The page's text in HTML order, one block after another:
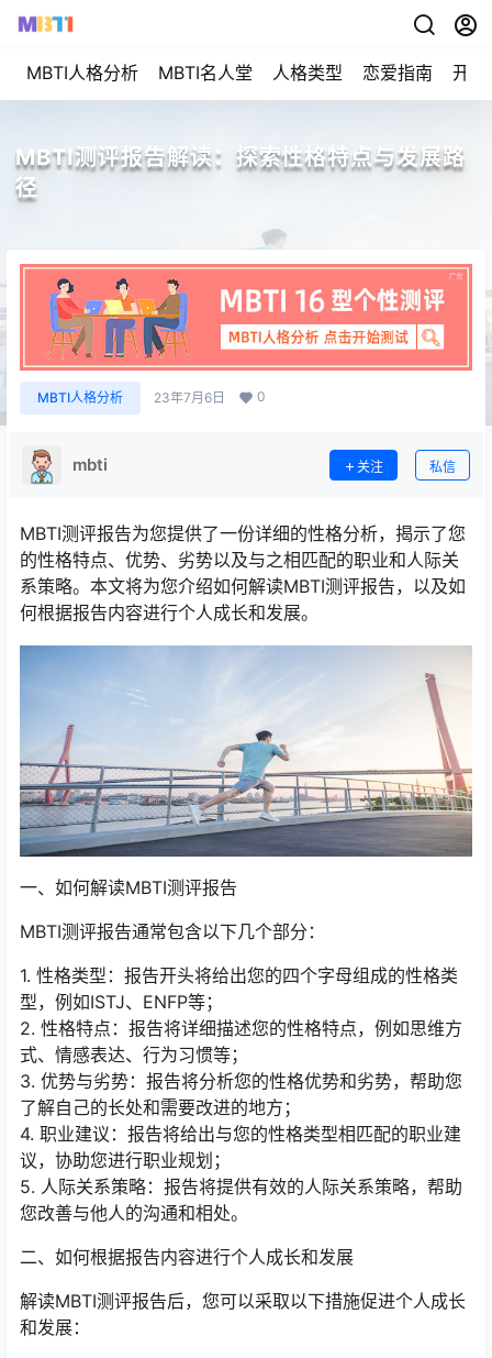
MBTI人格分析 MBTI名人堂 人格类型 恋爱指南 开始
MBTI测评报告解读：探索性格特点与发展路
径
MBTI人格分析 23年7月6日 0
mbti 关注 私信
MBTI测评报告为您提供了一份详细的性格分析，揭示了您
的性格特点、优势、劣势以及与之相匹配的职业和人际关
系策略。本文将为您介绍如何解读MBTI测评报告，以及如
何根据报告内容进行个人成长和发展。
一、如何解读MBTI测评报告
MBTI测评报告通常包含以下几个部分：
1. 性格类型：报告开头将给出您的四个字母组成的性格类
型，例如ISTJ、ENFP等；
2. 性格特点：报告将详细描述您的性格特点，例如思维方
式、情感表达、行为习惯等；
3. 优势与劣势：报告将分析您的性格优势和劣势，帮助您
了解自己的长处和需要改进的地方；
4. 职业建议：报告将给出与您的性格类型相匹配的职业建
议，协助您进行职业规划；
5. 人际关系策略：报告将提供有效的人际关系策略，帮助
您改善与他人的沟通和相处。
二、如何根据报告内容进行个人成长和发展
解读MBTI测评报告后，您可以采取以下措施促进个人成长
和发展：